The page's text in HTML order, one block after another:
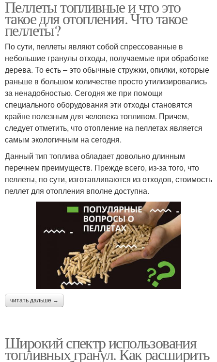
Пеллеты топливные и что это
такое для отопления. Что такое
пеллеты?
По сути, пеллеты являют собой спрессованные в
небольшие гранулы отходы, получаемые при обработке
дерева. То есть – это обычные стружки, опилки, которые
раньше в большом количестве просто утилизировались
за ненадобностью. Сегодня же при помощи
специального оборудования эти отходы становятся
крайне полезным для человека топливом. Причем,
следует отметить, что отопление на пеллетах является
самым экологичным на сегодня.
Данный тип топлива обладает довольно длинным
перечнем преимуществ. Прежде всего, из-за того, что
пеллеты, по сути, изготавливаются из отходов, стоимость
пеллет для отопления вполне доступна.
читать дальше →
Широкий спектр использования
топливных гранул. Как расширить